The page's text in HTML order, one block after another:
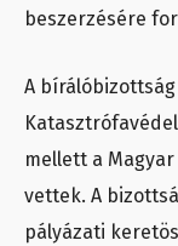
beszerzésére
A
mellett a
vettek. A
pályázati